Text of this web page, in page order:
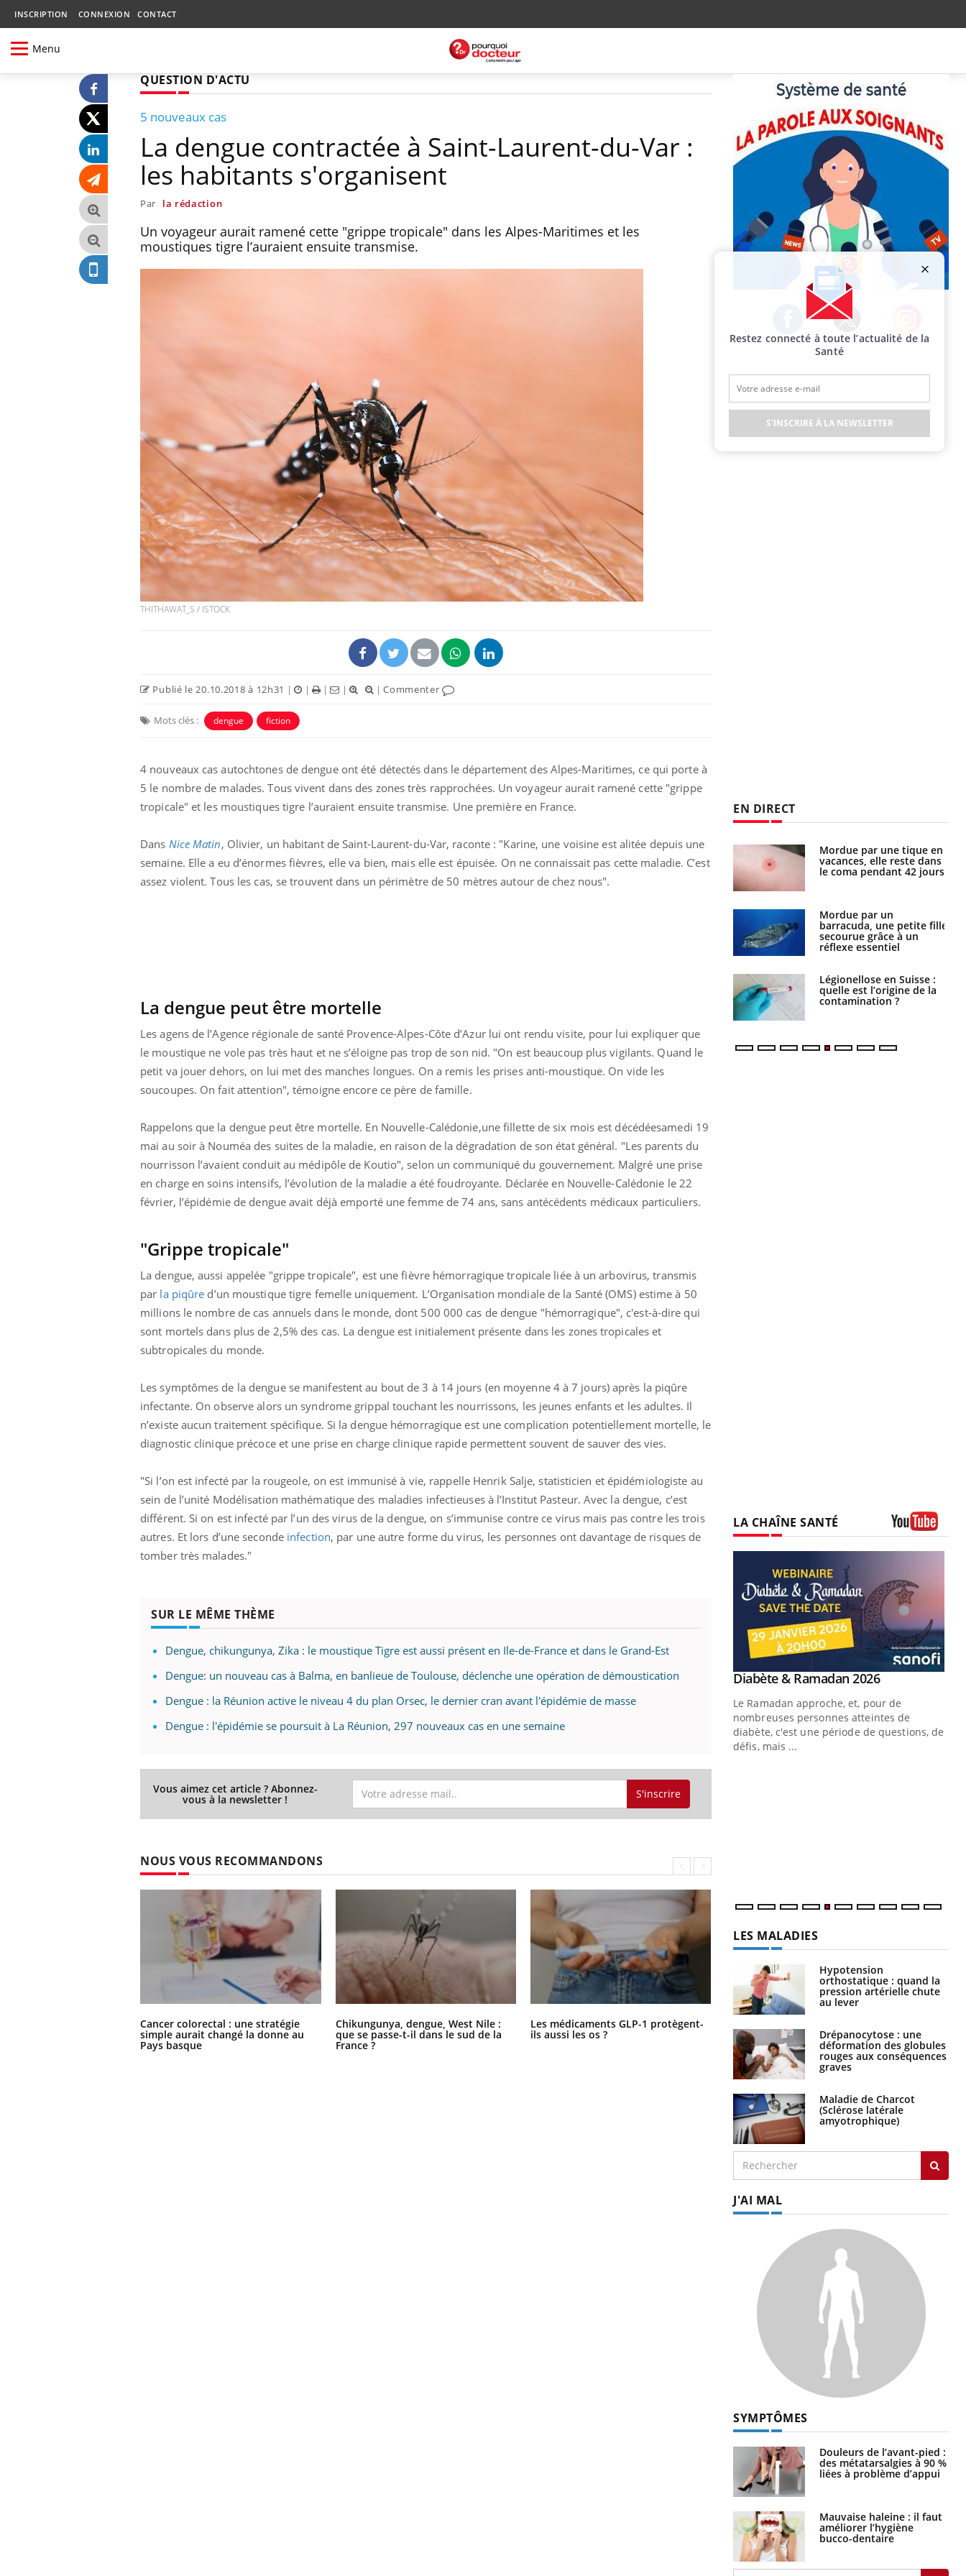
INSCRIPTION CONNEXION CONTACT
Menu
QUESTION D'ACTU
5 nouveaux cas
La dengue contractée à Saint-Laurent-du-Var :
les habitants s'organisent
Par la rédaction
Un voyageur aurait ramené cette "grippe tropicale" dans les Alpes-Maritimes et les
moustiques tigre l’auraient ensuite transmise.
THITHAWAT_S / ISTOCK
Publié le 20.10.2018 à 12h31 | | | | |Commenter
Mots clés : dengue fiction
4 nouveaux cas autochtones de dengue ont été détectés dans le département des Alpes-Maritimes, ce qui porte à
5 le nombre de malades. Tous vivent dans des zones très rapprochées. Un voyageur aurait ramené cette "grippe
tropicale" et les moustiques tigre l’auraient ensuite transmise. Une première en France.
Dans Nice Matin, Olivier, un habitant de Saint-Laurent-du-Var, raconte : "Karine, une voisine est alitée depuis une
semaine. Elle a eu d’énormes fièvres, elle va bien, mais elle est épuisée. On ne connaissait pas cette maladie. C’est
assez violent. Tous les cas, se trouvent dans un périmètre de 50 mètres autour de chez nous".
La dengue peut être mortelle
Les agens de l’Agence régionale de santé Provence-Alpes-Côte d’Azur lui ont rendu visite, pour lui expliquer que
le moustique ne vole pas très haut et ne s’éloigne pas trop de son nid. "On est beaucoup plus vigilants. Quand le
petit va jouer dehors, on lui met des manches longues. On a remis les prises anti-moustique. On vide les
soucoupes. On fait attention", témoigne encore ce père de famille.
Rappelons que la dengue peut être mortelle. En Nouvelle-Calédonie,une fillette de six mois est décédéesamedi 19
mai au soir à Nouméa des suites de la maladie, en raison de la dégradation de son état général. "Les parents du
nourrisson l’avaient conduit au médipôle de Koutio", selon un communiqué du gouvernement. Malgré une prise
en charge en soins intensifs, l’évolution de la maladie a été foudroyante. Déclarée en Nouvelle-Calédonie le 22
février, l’épidémie de dengue avait déjà emporté une femme de 74 ans, sans antécédents médicaux particuliers.
"Grippe tropicale"
La dengue, aussi appelée "grippe tropicale", est une fièvre hémorragique tropicale liée à un arbovirus, transmis
par la piqûre d’un moustique tigre femelle uniquement. L’Organisation mondiale de la Santé (OMS) estime à 50
millions le nombre de cas annuels dans le monde, dont 500 000 cas de dengue "hémorragique", c'est-à-dire qui
sont mortels dans plus de 2,5% des cas. La dengue est initialement présente dans les zones tropicales et
subtropicales du monde.
Les symptômes de la dengue se manifestent au bout de 3 à 14 jours (en moyenne 4 à 7 jours) après la piqûre
infectante. On observe alors un syndrome grippal touchant les nourrissons, les jeunes enfants et les adultes. Il
n’existe aucun traitement spécifique. Si la dengue hémorragique est une complication potentiellement mortelle, le
diagnostic clinique précoce et une prise en charge clinique rapide permettent souvent de sauver des vies.
"Si l’on est infecté par la rougeole, on est immunisé à vie, rappelle Henrik Salje, statisticien et épidémiologiste au
sein de l’unité Modélisation mathématique des maladies infectieuses à l’Institut Pasteur. Avec la dengue, c’est
différent. Si on est infecté par l’un des virus de la dengue, on s’immunise contre ce virus mais pas contre les trois
autres. Et lors d’une seconde infection, par une autre forme du virus, les personnes ont davantage de risques de
tomber très malades."
SUR LE MÊME THÈME
Dengue, chikungunya, Zika : le moustique Tigre est aussi présent en Ile-de-France et dans le Grand-Est
Dengue: un nouveau cas à Balma, en banlieue de Toulouse, déclenche une opération de démoustication
Dengue : la Réunion active le niveau 4 du plan Orsec, le dernier cran avant l'épidémie de masse
Dengue : l'épidémie se poursuit à La Réunion, 297 nouveaux cas en une semaine
Vous aimez cet article ? Abonnez-
vous à la newsletter ! S'inscrire
NOUS VOUS RECOMMANDONS
Cancer colorectal : une stratégie
simple aurait changé la donne au
Pays basque
Chikungunya, dengue, West Nile :
que se passe-t-il dans le sud de la
France ?
Les médicaments GLP-1 protègent-
ils aussi les os ? dans la prise en charge des femmes
enceintes
Facebook Twitter Instagram
EN DIRECT
Cytomégalovirus : ce qui
change dans la prise en
charge des femmes
enceintes
elle enfin ?
Pourquoi votre ventre
gâche-t-il les premiers
jours de vos vacances ?
Pourquoi manger moins
de protéines pourrait
finalement être bénéfique
Mordue par une tique en
vacances, elle reste dans
le coma pendant 42 jours
Mordue par un
barracuda, une petite fille
secourue grâce à un
réflexe essentiel
Légionellose en Suisse :
quelle est l’origine de la
contamination ?
LA CHAÎNE SANTÉ
Carence en fer : comprendre pour
même alopécie… Les symptômes de la
Youtube
Insuline & Charge mentale : et si on
osait en parler??
reste entourée d'idées reçues chez les
Youtube
Eczéma Chronique des Mains : se
préparer pour l’été !
rythme de vie ! Vacances, plage, piscine,
Youtube
Diabète & Ramadan 2026Youtube
Le Ramadan approche, et, pour de
nombreuses personnes atteintes de
diabète, c'est une période de questions, de
défis, mais ...
LES MALADIES
Hypotension
orthostatique : quand la
pression artérielle chute
au lever
Drépanocytose : une
déformation des globules
rouges aux conséquences
graves
Maladie de Charcot
(Sclérose latérale
amyotrophique)
J'AI MAL
SYMPTÔMES
Douleurs de l’avant-pied :
des métatarsalgies à 90 %
liées à problème d’appui
Mauvaise haleine : il faut
améliorer l’hygiène
bucco-dentaire
Restez connecté à toute l’actualité de la
Santé
S'INSCRIRE À LA NEWSLETTER